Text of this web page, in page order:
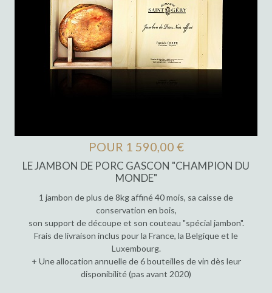
POUR 1 590,00 €
LE JAMBON DE PORC GASCON "CHAMPION DU
MONDE"
1 jambon de plus de 8kg affiné 40 mois, sa caisse de
conservation en bois,
son support de découpe et son couteau "spécial jambon".
Frais de livraison inclus pour la France, la Belgique et le
Luxembourg.
+ Une allocation annuelle de 6 bouteilles de vin dès leur
disponibilité (pas avant 2020)